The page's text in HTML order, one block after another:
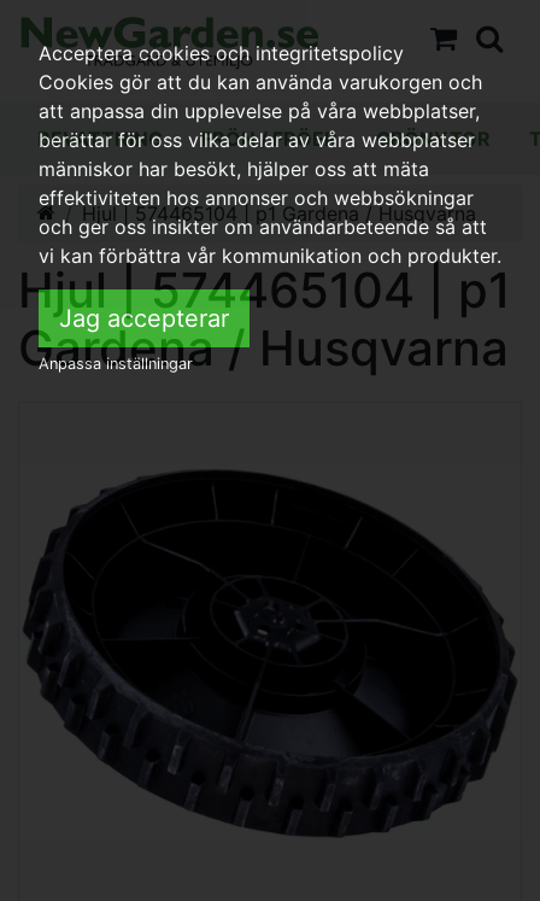
BEVATTNING FRÖN / FRÖER GRÖNYTOR
Hjul | 574465104 | p1 Gardena / Husqvarna
Hjul | 574465104 | p1
Gardena / Husqvarna
Acceptera cookies och integritetspolicy
Cookies gör att du kan använda varukorgen och
att anpassa din upplevelse på våra webbplatser,
berättar för oss vilka delar av våra webbplatser
människor har besökt, hjälper oss att mäta
effektiviteten hos annonser och webbsökningar
och ger oss insikter om användarbeteende så att
vi kan förbättra vår kommunikation och produkter.
Jag accepterar
Anpassa inställningar